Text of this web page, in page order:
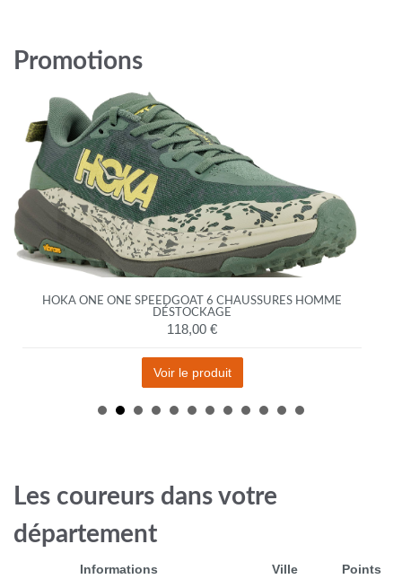
Promotions
HOKA ONE ONE SPEEDGOAT 6 CHAUSSURES HOMME
DÉSTOCKAGE
118,00 €
Voir le produit
Les coureurs dans votre
département
Informations Ville Points